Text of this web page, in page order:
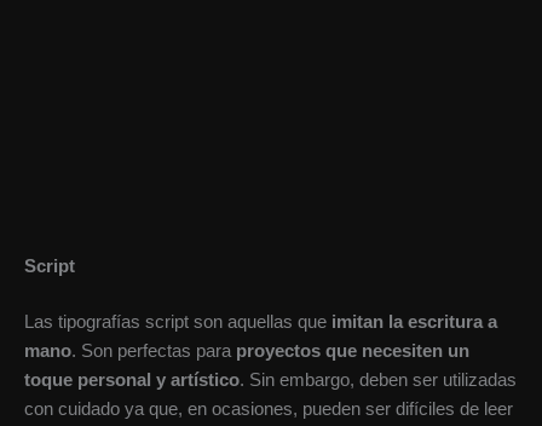
Script
Las tipografías script son aquellas que imitan la escritura a
mano. Son perfectas para proyectos que necesiten un
toque personal y artístico. Sin embargo, deben ser utilizadas
con cuidado ya que, en ocasiones, pueden ser difíciles de leer